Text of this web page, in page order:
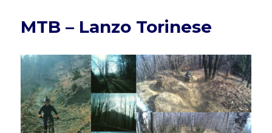
MTB – Lanzo Torinese